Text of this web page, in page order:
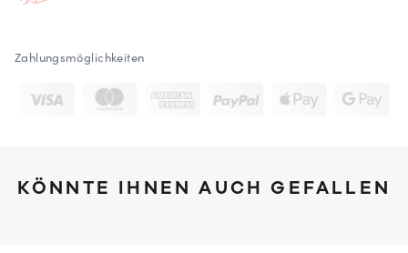
Zahlungsmöglichkeiten
KÖNNTE IHNEN AUCH GEFALLEN